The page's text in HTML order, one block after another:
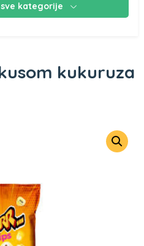
kategorije
kukuruza